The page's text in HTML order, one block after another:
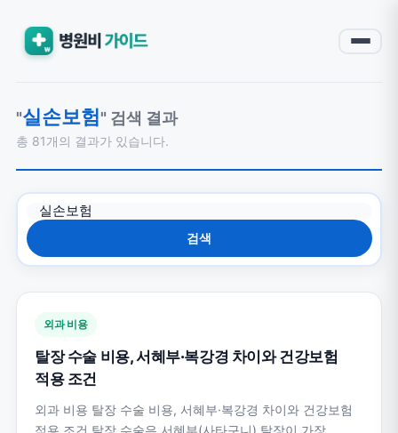
"실손보험" 검색 결과
총 81개의 결과가 있습니다.
검색
외과 비용
탈장 수술 비용, 서혜부·복강경 차이와 건강보험
적용 조건
외과 비용 탈장 수술 비용, 서혜부·복강경 차이와 건강보험
적용 조건 탈장 수술은 서혜부(사타구니) 탈장이 가장